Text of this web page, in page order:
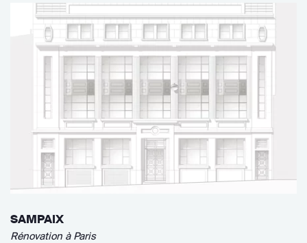
SAMPAIX
Rénovation à Paris